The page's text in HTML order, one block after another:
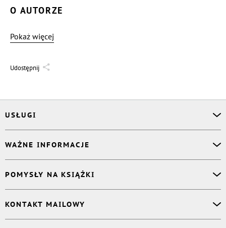
O AUTORZE
Pokaż więcej
Udostępnij
USŁUGI
Korektor
Projektant okładki
Druk Twojej książki
Publikacja
WAŻNE INFORMACJE
Książki Ridero
Pomoc
Polityka prywatności
POMYSŁY NA KSIĄŻKI
Dzienniczek malucha
Książka eksperta
KONTAKT MAILOWY